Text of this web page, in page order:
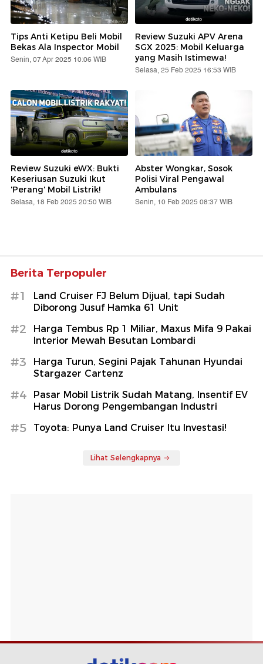
Tips Anti Ketipu Beli Mobil
Bekas Ala Inspector Mobil
Senin, 07 Apr 2025 10:06 WIB
Review Suzuki APV Arena
SGX 2025: Mobil Keluarga
yang Masih Istimewa!
Selasa, 25 Feb 2025 16:53 WIB
Review Suzuki eWX: Bukti
Keseriusan Suzuki Ikut
'Perang' Mobil Listrik!
Selasa, 18 Feb 2025 20:50 WIB
Abster Wongkar, Sosok
Polisi Viral Pengawal
Ambulans
Senin, 10 Feb 2025 08:37 WIB
Berita Terpopuler
#1
Land Cruiser FJ Belum Dijual, tapi Sudah
Diborong Jusuf Hamka 61 Unit
#2
Harga Tembus Rp 1 Miliar, Maxus Mifa 9 Pakai
Interior Mewah Besutan Lombardi
#3
Harga Turun, Segini Pajak Tahunan Hyundai
Stargazer Cartenz
#4
Pasar Mobil Listrik Sudah Matang, Insentif EV
Harus Dorong Pengembangan Industri
#5 Toyota: Punya Land Cruiser Itu Investasi!
Lihat Selengkapnya